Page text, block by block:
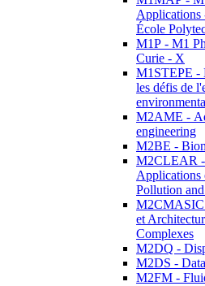
Applications
École
M1P - M1
Curie - X
M1STEPE -
les défis de
M2AME -
engineering
M2BE -
M2CLEAR -
Applications
Pollution
M2CMASIC
et
Complexes
M2DQ -
M2DS -
M2FM -